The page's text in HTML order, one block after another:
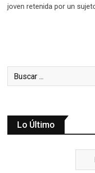
joven retenida por un
Lo Último